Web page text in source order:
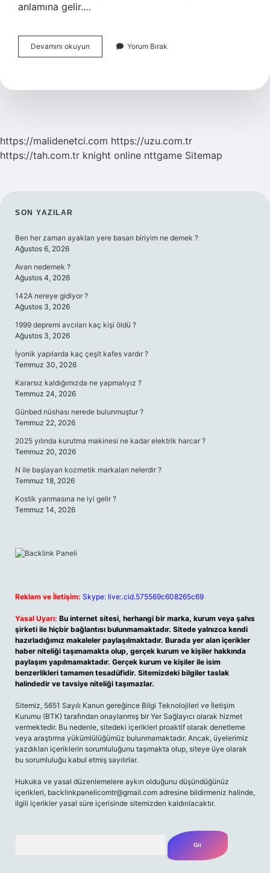
anlamına gelir.…
Devamını okuyun
Bakmak
Yorum Bırak
https://malidenetci.com https://uzu.com.tr
https://tah.com.tr knight online nttgame Sitemap
SIDEBAR
SON YAZILAR
Ben her zaman ayakları yere basan biriyim ne demek ?
Ağustos 6, 2026
Avan nedemek ?
Ağustos 4, 2026
142A nereye gidiyor ?
Ağustos 3, 2026
1999 depremi avcıları kaç kişi öldü ?
Ağustos 3, 2026
İyonik yapılarda kaç çeşit kafes vardır ?
Temmuz 30, 2026
Kararsız kaldığımızda ne yapmalıyız ?
Temmuz 24, 2026
Günbed nüshası nerede bulunmuştur ?
Temmuz 22, 2026
2025 yılında kurutma makinesi ne kadar elektrik harcar ?
Temmuz 20, 2026
N ile başlayan kozmetik markaları nelerdir ?
Temmuz 18, 2026
Kostik yanmasına ne iyi gelir ?
Temmuz 14, 2026
Reklam ve İletişim: Skype: live:.cid.575569c608265c69
Yasal Uyarı: Bu internet sitesi, herhangi bir marka, kurum veya şahıs
şirketi ile hiçbir bağlantısı bulunmamaktadır. Sitede yalnızca kendi
hazırladığımız makaleler paylaşılmaktadır. Burada yer alan içerikler
haber niteliği taşımamakta olup, gerçek kurum ve kişiler hakkında
paylaşım yapılmamaktadır. Gerçek kurum ve kişiler ile isim
benzerlikleri tamamen tesadüfidir. Sitemizdeki bilgiler taslak
halindedir ve tavsiye niteliği taşımazlar.
Sitemiz, 5651 Sayılı Kanun gereğince Bilgi Teknolojileri ve İletişim
Kurumu (BTK) tarafından onaylanmış bir Yer Sağlayıcı olarak hizmet
vermektedir. Bu nedenle, sitedeki içerikleri proaktif olarak denetleme
veya araştırma yükümlülüğümüz bulunmamaktadır. Ancak, üyelerimiz
yazdıkları içeriklerin sorumluluğunu taşımakta olup, siteye üye olarak
bu sorumluluğu kabul etmiş sayılırlar.
Hukuka ve yasal düzenlemelere aykırı olduğunu düşündüğünüz
içerikleri, backlinkpanelicomtr@gmail.com adresine bildirmeniz halinde,
ilgili içerikler yasal süre içerisinde sitemizden kaldırılacaktır.